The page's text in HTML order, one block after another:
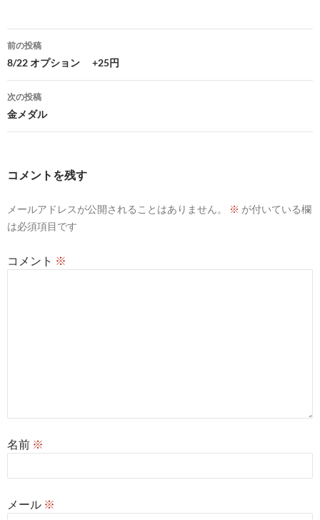
投
稿
ナ
ビ
ョ
前の投稿
8/22 オプション +25円
次の投稿
金メダル
コメントを残す
メールアドレスが公開されることはありません。 ※ が付いている欄
は必須項目です
コメント ※
名前 ※
メール ※